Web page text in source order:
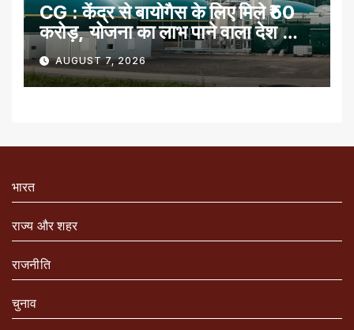
CG : केंद्र से बायोगैस के लिए मिले ₹50
करोड़, योजना का लाभ पाने वाला देश का
पहला राज्य
AUGUST 7, 2026
भारत
राज्य और शहर
राजनीति
चुनाव